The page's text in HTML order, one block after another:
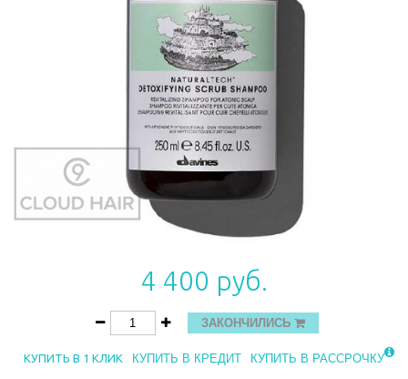
4 400 руб.
ЗАКОНЧИЛИСЬ
КУПИТЬ В 1 КЛИК КУПИТЬ В КРЕДИТ КУПИТЬ В РАССРОЧКУ